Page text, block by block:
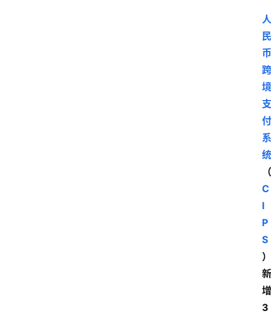
人
民
币
跨
境
支
付
系
统
（
C
I
P
S
）
新
增
3